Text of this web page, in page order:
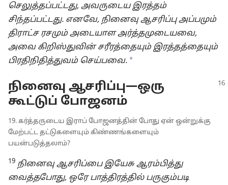
செலுத்தப்பட்டது, அவருடைய இரத்தம்
சிந்தப்பட்டது. எனவே, நினைவு ஆசரிப்பு அப்பமும்
திராட்ச ரசமும் அடையாள அர்த்தமுடையவை,
அவை கிறிஸ்துவின் சரீரத்தையும் இரத்தத்தையும்
பிரதிநிதித்துவம் செய்பவை. a
நினைவு ஆசரிப்பு​—⁠ஒரு
கூட்டுப் போஜனம்
19. கர்த்தருடைய இராப் போஜனத்தின் போது ஏன் ஒன்றுக்கு
மேற்பட்ட தட்டுகளையும் கிண்ணங்களையும்
பயன்படுத்தலாம்?
19 நினைவு ஆசரிப்பை இயேசு ஆரம்பித்து
வைத்தபோது, ஒரே பாத்திரத்தில் பருகும்படி